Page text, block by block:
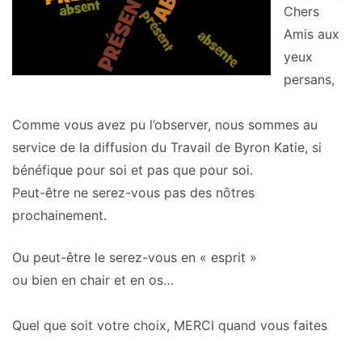
Chers
Amis aux
yeux
persans,
Comme vous avez pu l’observer, nous sommes au
service de la diffusion du Travail de Byron Katie, si
bénéfique pour soi et pas que pour soi.
Peut-être ne serez-vous pas des nôtres
prochainement.
Ou peut-être le serez-vous en « esprit »
ou bien en chair et en os…
Quel que soit votre choix, MERCI quand vous faites